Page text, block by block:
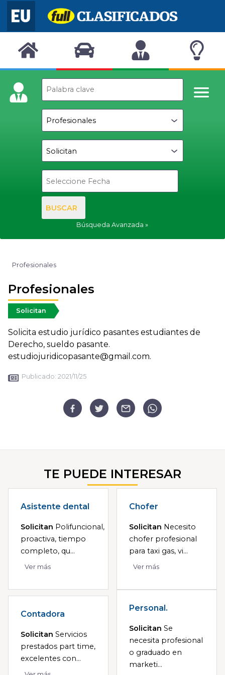
BUSCAR
Búsqueda Avanzada
Profesionales
Profesionales
Solicitan
Solicita estudio jurídico pasantes estudiantes de
Derecho, sueldo pasante.
estudiojuridicopasante@gmail.com.
Publicado: 2021/11/25
TE PUEDE INTERESAR
Asistente dental
Solicitan Polifuncional,
proactiva, tiempo
completo, qu...
Ver más
Chofer
Solicitan Necesito
chofer profesional
para taxi gas, vi...
Ver más
Contadora
Solicitan Servicios
prestados part time,
excelentes con...
Personal.
Solicitan Se
necesita profesional
o graduado en
marketi...